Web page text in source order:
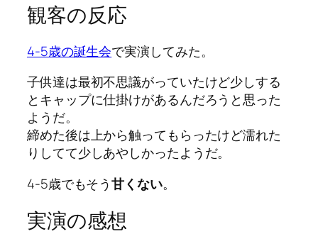
観客の反応
4-5歳の誕生会で実演してみた。
子供達は最初不思議がっていたけど少しする
とキャップに仕掛けがあるんだろうと思った
ようだ。
締めた後は上から触ってもらったけど濡れた
りしてて少しあやしかったようだ。
4-5歳でもそう甘くない。
実演の感想